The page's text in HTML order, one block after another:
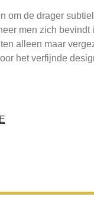
om de drager
men zich bevindt
alleen maar
het verfijnde